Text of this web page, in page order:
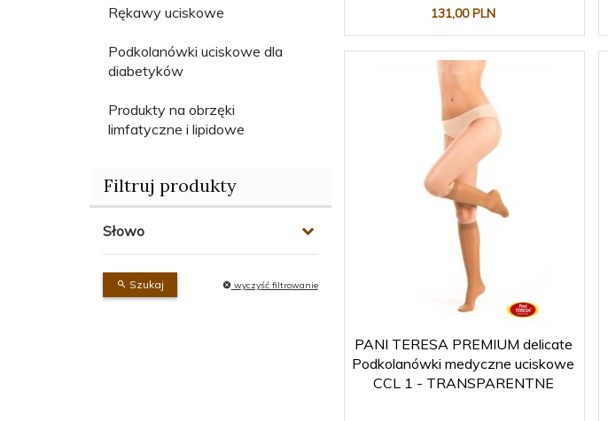
Rękawy uciskowe
Podkolanówki uciskowe dla
diabetyków
Produkty na obrzęki
limfatyczne i lipidowe
Filtruj produkty
Słowo
Szukaj wyczyść filtrowanie
131,00 PLN
PANI TERESA PREMIUM delicate
Podkolanówki medyczne uciskowe
CCL 1 - TRANSPARENTNE